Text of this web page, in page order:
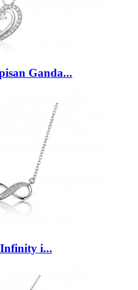
Ganda...
i...